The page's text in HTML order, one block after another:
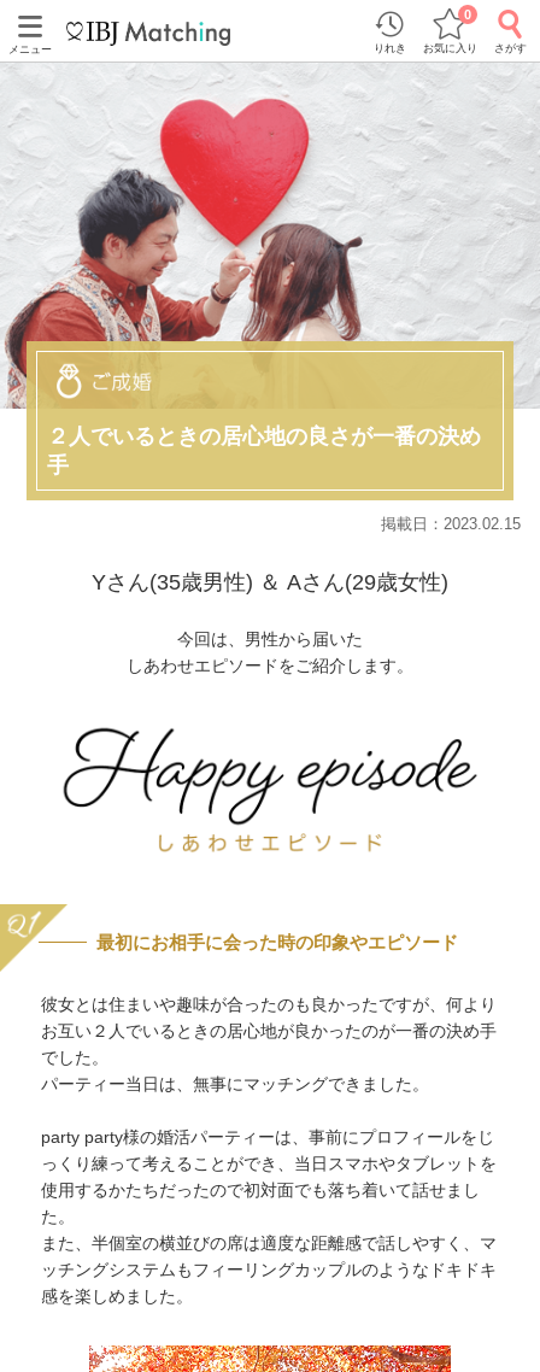
メニュー りれき お気に入り
0
さがす
２人でいるときの居心地の良さが一番の決め
手
掲載日：2023.02.15
Yさん(35歳男性) ＆ Aさん(29歳女性)
今回は、男性から届いた
しあわせエピソードをご紹介します。
最初にお相手に会った時の印象やエピソード
彼女とは住まいや趣味が合ったのも良かったですが、何より
お互い２人でいるときの居心地が良かったのが一番の決め手
でした。
パーティー当日は、無事にマッチングできました。
party party様の婚活パーティーは、事前にプロフィールをじ
っくり練って考えることができ、当日スマホやタブレットを
使用するかたちだったので初対面でも落ち着いて話せまし
た。
また、半個室の横並びの席は適度な距離感で話しやすく、マ
ッチングシステムもフィーリングカップルのようなドキドキ
感を楽しめました。